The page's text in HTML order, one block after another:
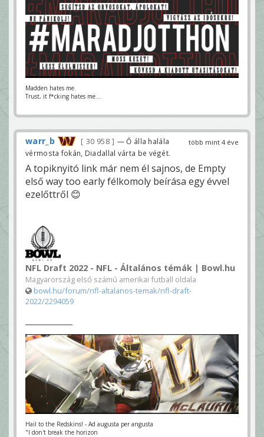
Madden hates me.
Trust, it f*cking hates me...
több mint 4 éve
warr_b 30 958
— Ő álla halála
vérmosta fokán, Diadallal várta be végét.
A topiknyitó link már nem él sajnos, de Empty
első way too early félkomoly beírása egy évvel
ezelőttről 😊
NFL Draft 2022 - NFL - Általános témák | Bowl.hu
Magyarország első számú amerikai futball oldala
bowl.hu/forum/nfl-altalanos-temak/nfl-draft-
2022/2294059
Hail to the Redskins! - Ad augusta per angusta
"I don't break the horizon